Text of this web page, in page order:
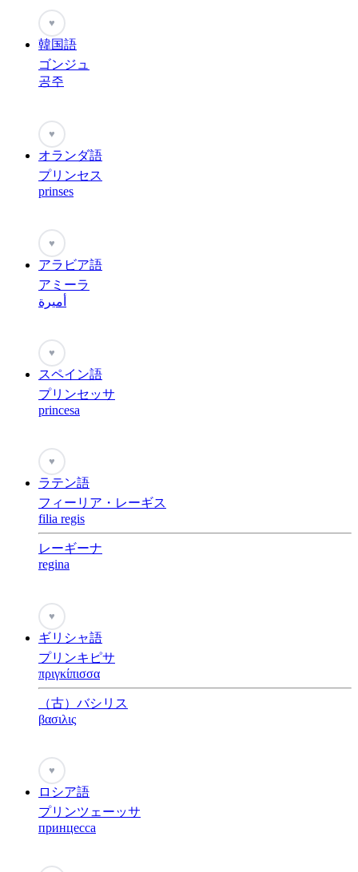
♥
韓国語
ゴンジュ
공주
♥
オランダ語
プリンセス
prinses
♥
アラビア語
アミーラ
أميرة
♥
スペイン語
プリンセッサ
princesa
♥
ラテン語
フィーリア・レーギス
filia regis
レーギーナ
regina
♥
ギリシャ語
プリンキピサ
πριγκίπισσα
（古）バシリス
βασιλις
♥
ロシア語
プリンツェーッサ
принцесса